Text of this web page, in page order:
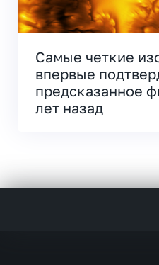
Самые четкие
впервые
предсказанное
лет назад